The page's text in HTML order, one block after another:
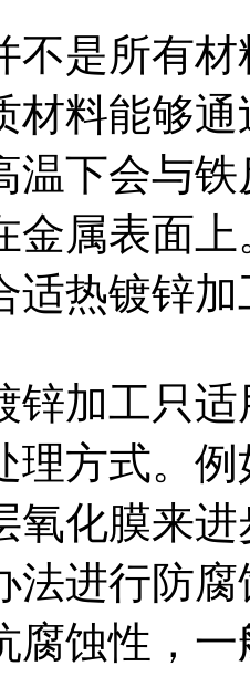
是所有材
材料能够
温下会与
金属表面
适热镀锌加
加工只适
理方式。
氧化膜来
法进行防
腐蚀性，